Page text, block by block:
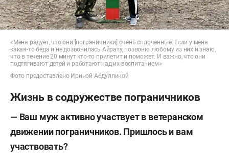
«Меня радует, что они [пограничники] очень сплоченные. Если у меня
какая-то беда и не дозвонилась Айрату, позвоню любому из них и знаю,
что в течение 20 минут кто-то прилетит и поможет. И важно, что они
подтягивают детей и работают над их воспитанием»
Фото предоставлено Ириной Абдуллиной
Жизнь в содружестве пограничников
— Ваш муж активно участвует в ветеранском
движении пограничников. Пришлось и вам
участвовать?